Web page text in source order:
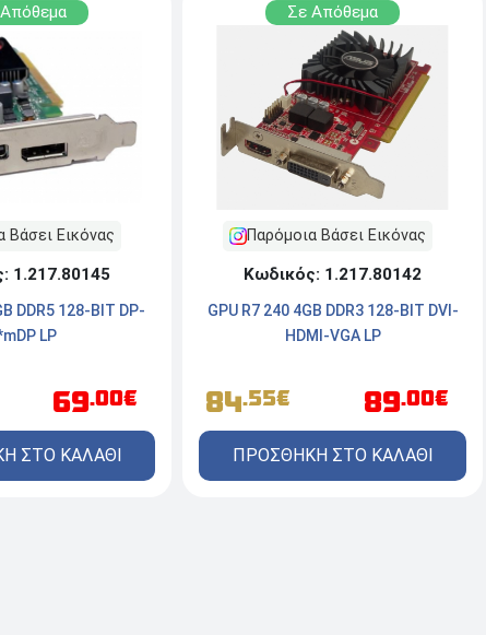
Βάσει Εικόνας
1.217.80145
DDR5 128-BIT DP-
LP
69.00€
ΣΤΟ ΚΑΛΑΘΙ
Σε Απόθεμα
Παρόμοια Βάσει Εικόνας
Κωδικός: 1.217.80142
GPU R7 240 4GB DDR3 128-BIT DVI-
HDMI-VGA LP
84.55€ 89.00€
ΠΡΟΣΘΗΚΗ ΣΤΟ ΚΑΛΑΘΙ